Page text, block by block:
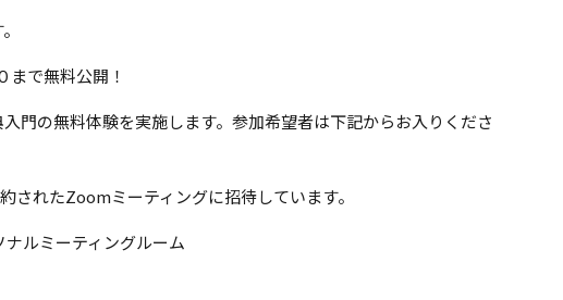
まで無料公開！
門の無料体験を実施します。参加希望者は下記からお入りくださ
されたZoomミーティングに招待しています。
ルミーティングルーム